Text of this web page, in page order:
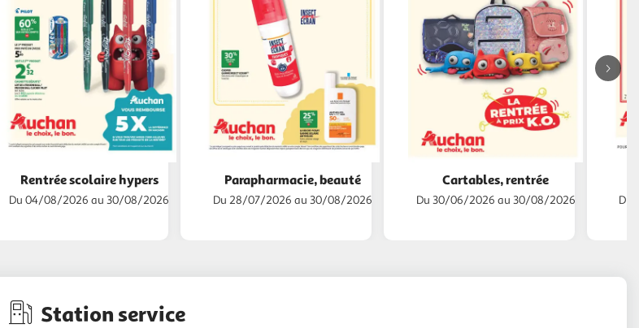
Rentrée scolaire hypers
Du 04/08/2026 au 30/08/2026
Parapharmacie, beauté
Du 28/07/2026 au 30/08/2026
Cartables, rentrée
Du 30/06/2026 au 30/08/2026 Du
-
Station service